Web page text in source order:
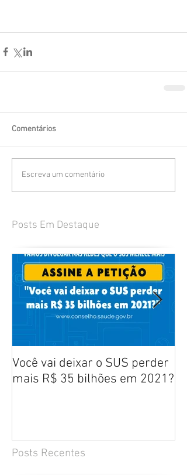
Comentários
Escreva um comentário
Posts Em Destaque
Você vai deixar o SUS perder
mais R$ 35 bilhões em 2021?
Posts Recentes